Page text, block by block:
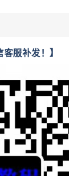
客服补发！】